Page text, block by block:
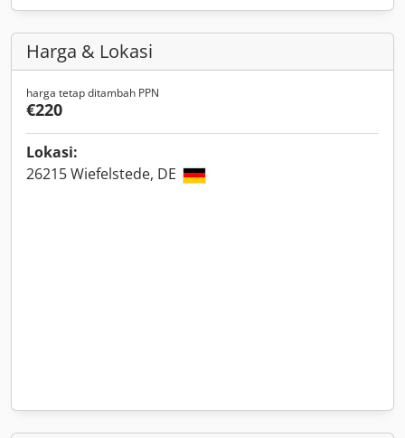
Harga & Lokasi
harga tetap ditambah PPN
€220
Lokasi:
26215 Wiefelstede, DE